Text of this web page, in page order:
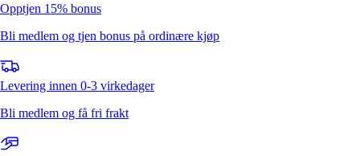
Opptjen 15% bonus
Bli medlem og tjen bonus på ordinære kjøp
Levering innen 0-3 virkedager
Bli medlem og få fri frakt